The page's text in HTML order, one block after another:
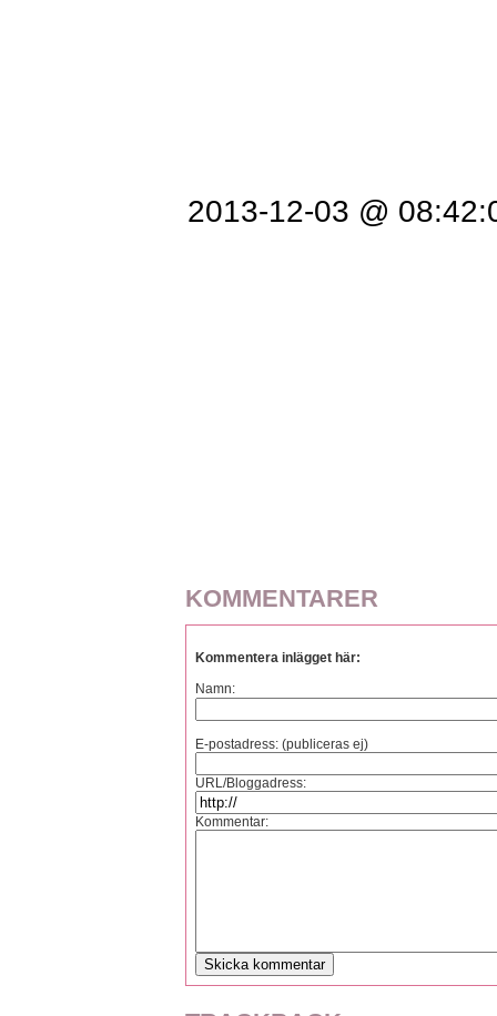
2013-12-03 @
KOMMENTARER
Kommentera inlägget här:
Namn:
E-postadress: (publiceras ej)
URL/Bloggadress:
Kommentar: